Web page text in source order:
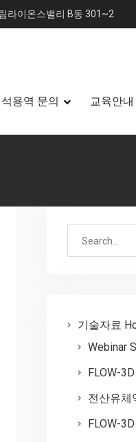
라이온스밸리 B동 301~2
용역 문의 교육안내
기술자료
Webinar
FLOW-
전산유체
FLOW-